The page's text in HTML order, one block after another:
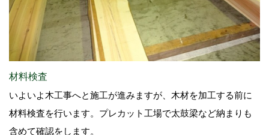
材料検査
いよいよ木工事へと施工が進みますが、木材を加工する前に
材料検査を行います。プレカット工場で太鼓梁など納まりも
含めて確認をします。